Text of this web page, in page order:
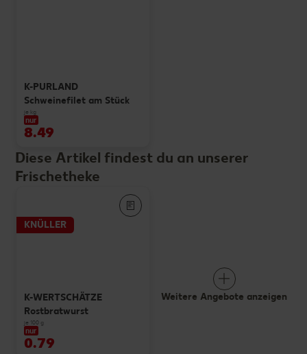
K-PURLAND
Schweinefilet am Stück
je kg
nur
8.49
Diese Artikel findest du an unserer
Frischetheke
KNÜLLER
K-WERTSCHÄTZE
Rostbratwurst
je 100 g
nur
0.79
Weitere Angebote anzeigen